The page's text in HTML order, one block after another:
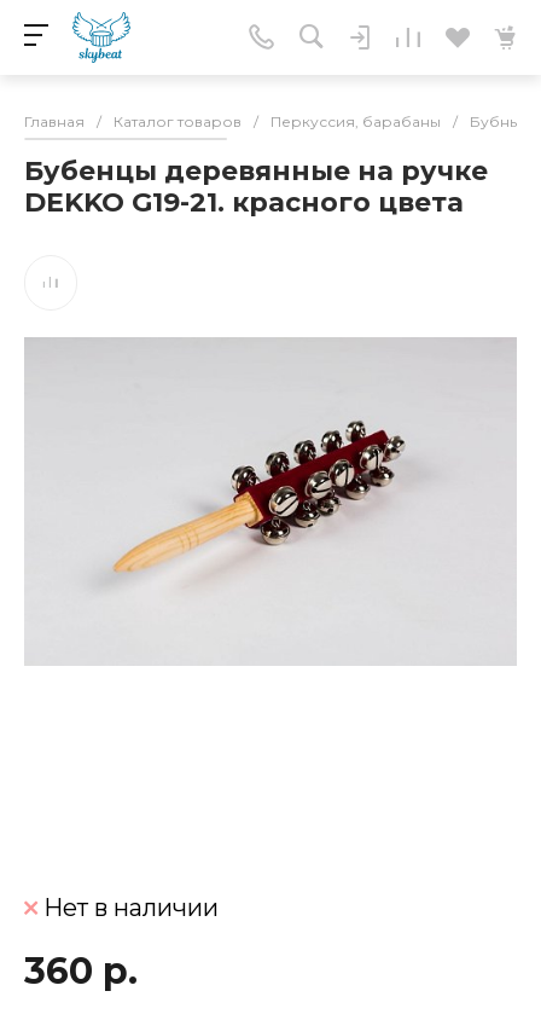
Главная / Каталог товаров / Перкуссия, барабаны / Бубны
Бубенцы деревянные на ручке
DEKKO G19-21. красного цвета
Нет в наличии
360 р.